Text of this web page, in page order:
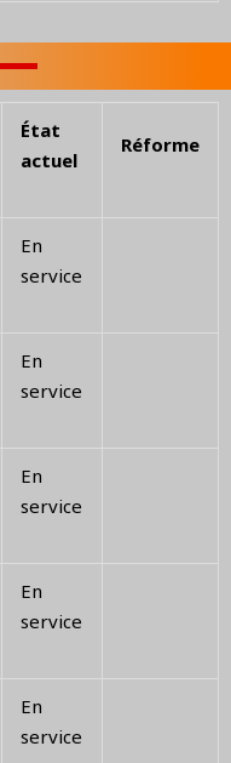
État
actuel
Réforme
En
service
En
service
En
service
En
service
En
service